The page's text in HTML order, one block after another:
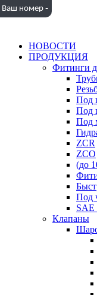
НОВОСТИ
ПРОДУКЦИЯ
Фитинги
Под
Под
Под
ZCR
ZCO
(до
Под
Клапаны
Ваш номер -